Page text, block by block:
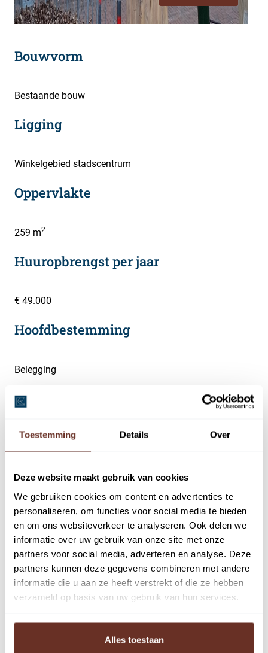
Toestemming Details Over
Deze website maakt gebruik van cookies
We gebruiken cookies om content en advertenties te
personaliseren, om functies voor social media te bieden
en om ons websiteverkeer te analyseren. Ook delen we
informatie over uw gebruik van onze site met onze
partners voor social media, adverteren en analyse. Deze
partners kunnen deze gegevens combineren met andere
informatie die u aan ze heeft verstrekt of die ze hebben
verzameld op basis van uw gebruik van hun services.
Alles toestaan
Bouwvorm
Bestaande bouw
Ligging
Winkelgebied stadscentrum
Oppervlakte
259 m2
Huuropbrengst per jaar
€ 49.000
Hoofdbestemming
Belegging
Omschrijving
Het pand bestaat uit een winkel op de begane grond+
kelder en drie appartementen op de verdiepingen.
Het object is aangewezen als een gemeentelijk
monument.
Het object kent volgens de NEN rapporten de navolgende
afmetingen:
nr. 14A (winkel) ca. 138 m² BVO;
nr. 14A 3 (appartement op 3e verdieping) ca. 23 m² GO.